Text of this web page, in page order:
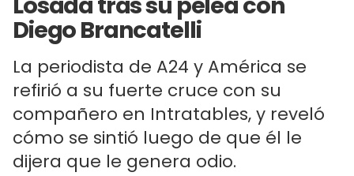
Diego Brancatelli
La periodista de A24 y América se
refirió a su fuerte cruce con su
compañero en Intratables, y reveló
cómo se sintió luego de que él le
dijera que le genera odio.